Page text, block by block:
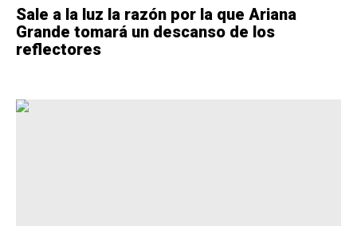
Sale a la luz la razón por la que Ariana
Grande tomará un descanso de los
reflectores